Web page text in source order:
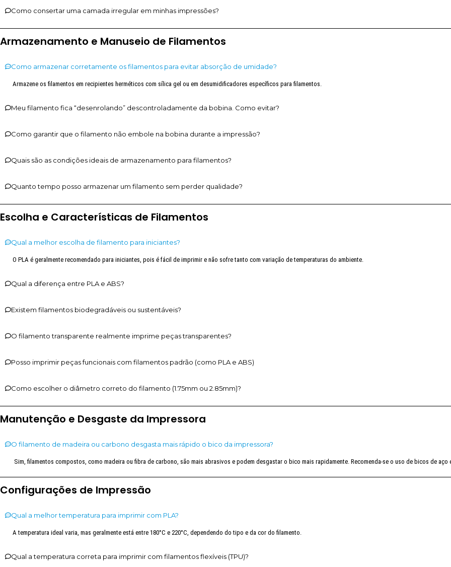
Como consertar uma camada irregular em minhas impressões?
Armazenamento e Manuseio de Filamentos
Como armazenar corretamente os filamentos para evitar absorção de umidade?
Armazene os filamentos em recipientes herméticos com sílica gel ou em desumidificadores específicos para filamentos.
Meu filamento fica “desenrolando” descontroladamente da bobina. Como evitar?
Como garantir que o filamento não embole na bobina durante a impressão?
Quais são as condições ideais de armazenamento para filamentos?
Quanto tempo posso armazenar um filamento sem perder qualidade?
Escolha e Características de Filamentos
Qual a melhor escolha de filamento para iniciantes?
O PLA é geralmente recomendado para iniciantes, pois é fácil de imprimir e não sofre tanto com variação de temperaturas do ambiente.
Qual a diferença entre PLA e ABS?
Existem filamentos biodegradáveis ou sustentáveis?
O filamento transparente realmente imprime peças transparentes?
Posso imprimir peças funcionais com filamentos padrão (como PLA e ABS)
Como escolher o diâmetro correto do filamento (1.75mm ou 2.85mm)?
Manutenção e Desgaste da Impressora
O filamento de madeira ou carbono desgasta mais rápido o bico da impressora?
Sim, filamentos compostos, como madeira ou fibra de carbono, são mais abrasivos e podem desgastar o bico mais rapidamente. Recomenda-se o uso de bicos de aço
Configurações de Impressão
Qual a melhor temperatura para imprimir com PLA?
A temperatura ideal varia, mas geralmente está entre 180°C e 220°C, dependendo do tipo e da cor do filamento.
Qual a temperatura correta para imprimir com filamentos flexíveis (TPU)?